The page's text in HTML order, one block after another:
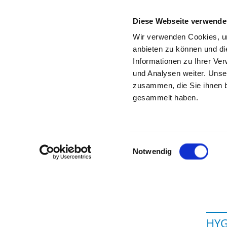
Diese Webseite
Wir verwenden Cookies,
anbieten zu können und
Informationen zu Ihrer
und Analysen weiter.
zusammen, die Sie ihnen
gesammelt haben.
Einwilligungsauswahl
Notwendig
Zur Krankenhaus-Startseite